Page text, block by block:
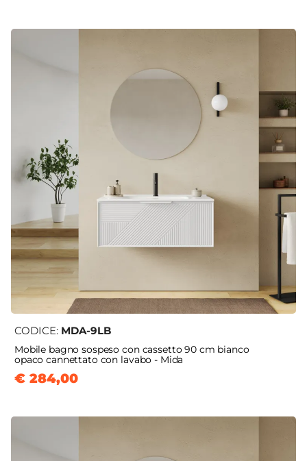
CODICE: MDA-9LB
Mobile bagno sospeso con cassetto 90 cm bianco
opaco cannettato con lavabo - Mida
€ 284,00